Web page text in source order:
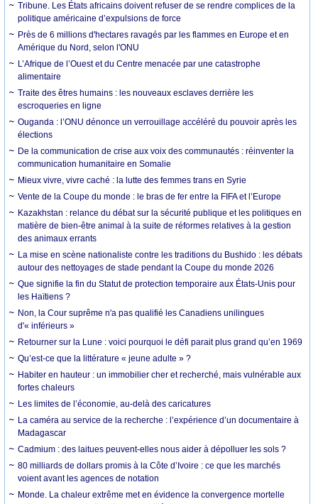
Tribune. Les États africains doivent refuser de se rendre complices de la
politique américaine d’expulsions de force
Près de 6 millions d'hectares ravagés par les flammes en Europe et en
Amérique du Nord, selon l'ONU
L’Afrique de l’Ouest et du Centre menacée par une catastrophe
alimentaire
Traite des êtres humains : les nouveaux esclaves derrière les
escroqueries en ligne
Ouganda : l’ONU dénonce un verrouillage accéléré du pouvoir après les
élections
De la communication de crise aux voix des communautés : réinventer la
communication humanitaire en Somalie
Mieux vivre, vivre caché : la lutte des femmes trans en Syrie
Vente de la Coupe du monde : le bras de fer entre la FIFA et l’Europe
Kazakhstan : relance du débat sur la sécurité publique et les politiques en
matière de bien-être animal à la suite de réformes relatives à la gestion
des animaux errants
La mise en scène nationaliste contre les traditions du Bushido : les débats
autour des nettoyages de stade pendant la Coupe du monde 2026
Que signifie la fin du Statut de protection temporaire aux États-Unis pour
les Haïtiens ?
Non, la Cour suprême n'a pas qualifié les Canadiens unilingues
d'« inférieurs »
Retourner sur la Lune : voici pourquoi le défi parait plus grand qu’en 1969
Qu’est-ce que la littérature « jeune adulte » ?
Habiter en hauteur : un immobilier cher et recherché, mais vulnérable aux
fortes chaleurs
Les limites de l’économie, au-delà des caricatures
La caméra au service de la recherche : l’expérience d’un documentaire à
Madagascar
Cadmium : des laitues peuvent-elles nous aider à dépolluer les sols ?
80 milliards de dollars promis à la Côte d’Ivoire : ce que les marchés
voient avant les agences de notation
Monde. La chaleur extrême met en évidence la convergence mortelle